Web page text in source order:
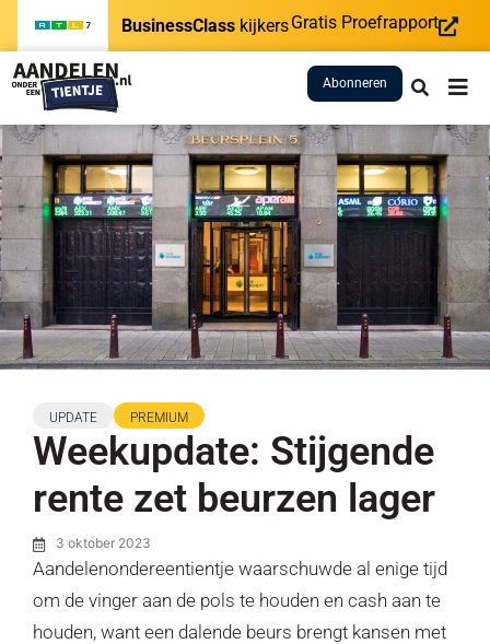
BusinessClass kijkersGratis Proefrapport
Abonneren
UPDATE PREMIUM
Weekupdate: Stijgende
rente zet beurzen lager
3 oktober 2023
Aandelenondereentientje waarschuwde al enige tijd
om de vinger aan de pols te houden en cash aan te
houden, want een dalende beurs brengt kansen met